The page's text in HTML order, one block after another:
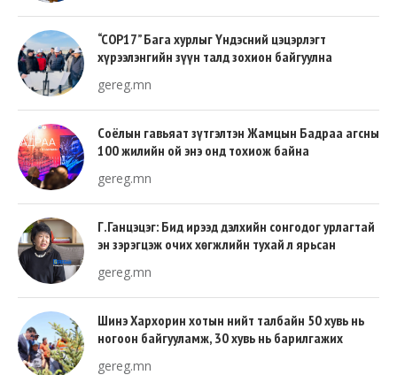
“COP17” Бага хурлыг Үндэсний цэцэрлэгт
хүрээлэнгийн зүүн талд зохион байгуулна
gereg.mn
Соёлын гавьяат зүтгэлтэн Жамцын Бадраа агсны
100 жилийн ой энэ онд тохиож байна
gereg.mn
Г.Ганцэцэг: Бид ирээд дэлхийн сонгодог урлагтай
эн зэрэгцэж очих хөгжлийн тухай л ярьсан
gereg.mn
Шинэ Хархорин хотын нийт талбайн 50 хувь нь
ногоон байгууламж, 30 хувь нь барилгажих
gereg.mn